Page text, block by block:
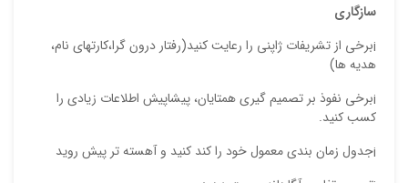
سازگاری
¡برخی از تشریفات ژاپنی را رعایت کنید(رفتار درون گرا،کارتهای نام،
هدیه ها)
¡برخی نفوذ بر تصمیم گیری همتایان، پیشاپیش اطلاعات زیادی را
کسب کنید.
¡جدول زمان بندی معمول خود را کند کنید و آهسته تر پیش روید